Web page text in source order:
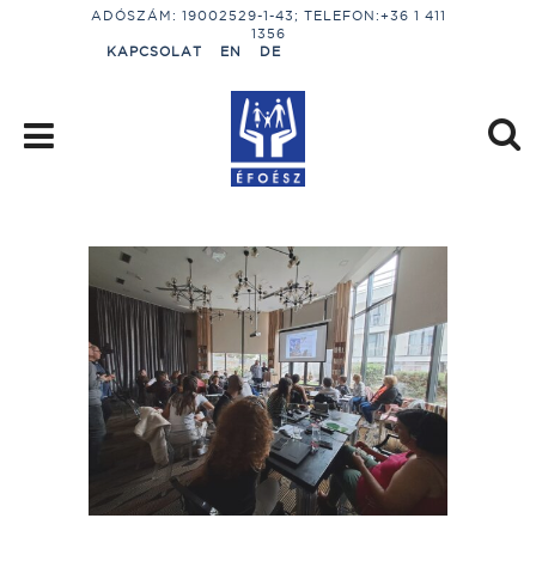
ADÓSZÁM: 19002529-1-43; TELEFON:+36 1 411
1356
KAPCSOLAT
EN DE